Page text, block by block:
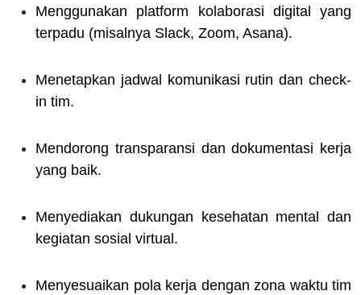
Menggunakan platform kolaborasi digital yang
terpadu (misalnya Slack, Zoom, Asana).
Menetapkan jadwal komunikasi rutin dan check-
in tim.
Mendorong transparansi dan dokumentasi kerja
yang baik.
Menyediakan dukungan kesehatan mental dan
kegiatan sosial virtual.
Menyesuaikan pola kerja dengan zona waktu tim